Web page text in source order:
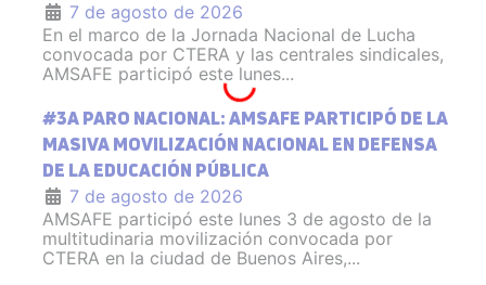
7 de agosto de 2026
En el marco de la Jornada Nacional de Lucha
convocada por CTERA y las centrales sindicales,
AMSAFE participó este lunes...
#3A PARO NACIONAL: AMSAFE PARTICIPÓ DE LA
MASIVA MOVILIZACIÓN NACIONAL EN DEFENSA
DE LA EDUCACIÓN PÚBLICA
7 de agosto de 2026
AMSAFE participó este lunes 3 de agosto de la
multitudinaria movilización convocada por
CTERA en la ciudad de Buenos Aires,...